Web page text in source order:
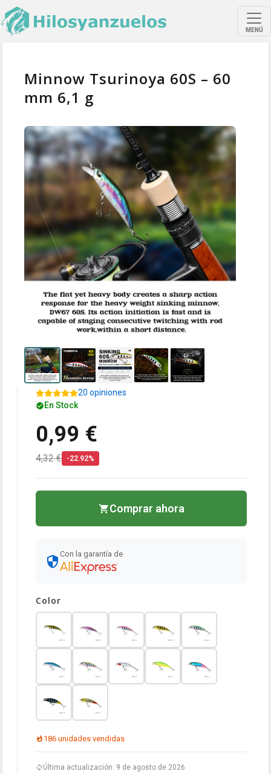
MENÚ
Minnow Tsurinoya 60S – 60
mm 6,1 g
20 opiniones
En Stock
0,99 €
4,32 € -22.92%
Comprar ahora
Con la garantía de
Color
186 unidades vendidas
Última actualización: 9 de agosto de 2026